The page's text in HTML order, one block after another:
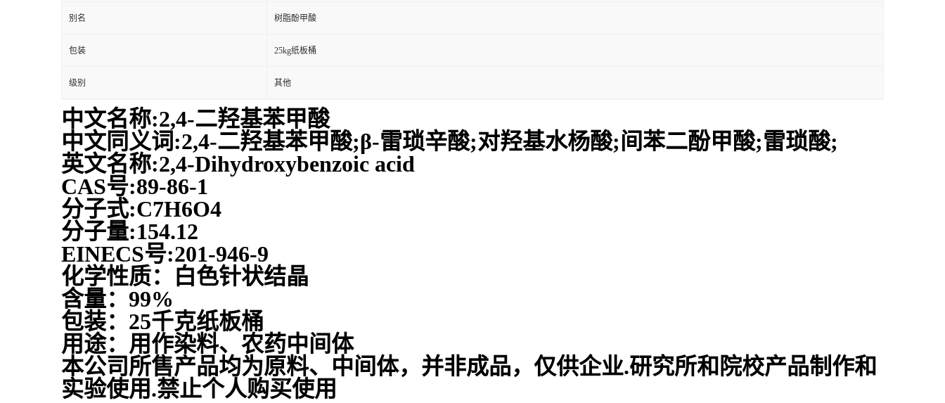
别名 树脂酚甲酸
包装 25kg纸板桶
级别 其他
中文名称:2,4-二羟基苯甲酸
中文同义词:2,4-二羟基苯甲酸;β-雷琐辛酸;对羟基水杨酸;间苯二酚甲酸;雷琐酸;
英文名称:2,4-Dihydroxybenzoic acid
CAS号:89-86-1
分子式:C7H6O4
分子量:154.12
EINECS号:201-946-9
化学性质：白色针状结晶
含量：99%
包装：25千克纸板桶
用途：用作染料、农药中间体
本公司所售产品均为原料、中间体，并非成品，仅供企业.研究所和院校产品制作和
实验使用.禁止个人购买使用